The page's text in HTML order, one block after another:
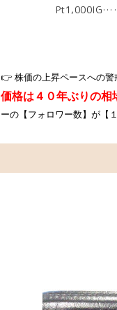
👉 株価の上昇ペースへの警
価格は４０年ぶりの相
ーの【フォロワー数】が【